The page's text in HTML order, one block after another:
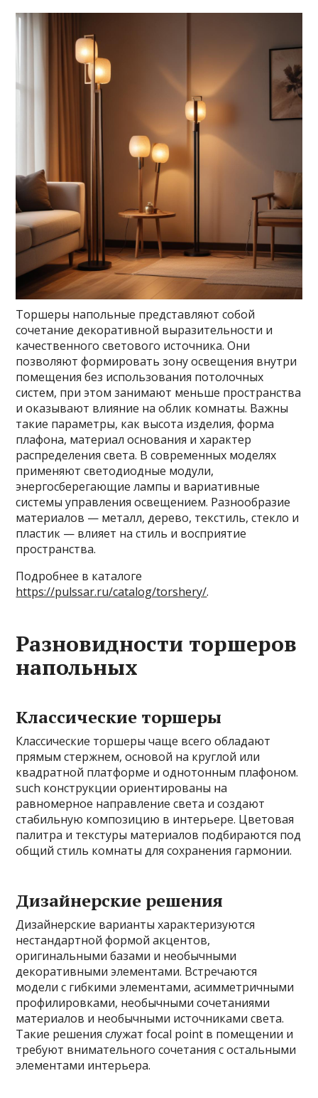
Торшеры напольные представляют собой
сочетание декоративной выразительности и
качественного светового источника. Они
позволяют формировать зону освещения внутри
помещения без использования потолочных
систем, при этом занимают меньше пространства
и оказывают влияние на облик комнаты. Важны
такие параметры, как высота изделия, форма
плафона, материал основания и характер
распределения света. В современных моделях
применяют светодиодные модули,
энергосберегающие лампы и вариативные
системы управления освещением. Разнообразие
материалов — металл, дерево, текстиль, стекло и
пластик — влияет на стиль и восприятие
пространства.
Подробнее в каталоге
https://pulssar.ru/catalog/torshery/.
Разновидности торшеров
напольных
Классические торшеры
Классические торшеры чаще всего обладают
прямым стержнем, основой на круглой или
квадратной платформе и однотонным плафоном.
such конструкции ориентированы на
равномерное направление света и создают
стабильную композицию в интерьере. Цветовая
палитра и текстуры материалов подбираются под
общий стиль комнаты для сохранения гармонии.
Дизайнерские решения
Дизайнерские варианты характеризуются
нестандартной формой акцентов,
оригинальными базами и необычными
декоративными элементами. Встречаются
модели с гибкими элементами, асимметричными
профилировками, необычными сочетаниями
материалов и необычными источниками света.
Такие решения служат focal point в помещении и
требуют внимательного сочетания с остальными
элементами интерьера.